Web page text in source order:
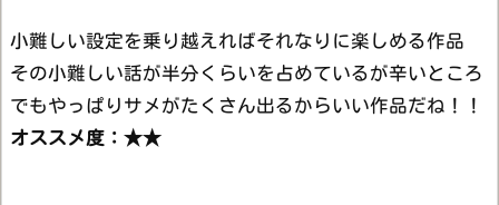
小難しい設定を乗り越えればそれなりに楽しめる作品
その小難しい話が半分くらいを占めているが辛いところ
でもやっぱりサメがたくさん出るからいい作品だね！！
オススメ度： ★★